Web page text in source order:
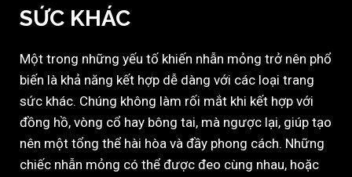
SỨC KHÁC
Một trong những yếu tố khiến nhẫn mỏng trở nên phổ
biến là khả năng kết hợp dễ dàng với các loại trang
sức khác. Chúng không làm rối mắt khi kết hợp với
đồng hồ, vòng cổ hay bông tai, mà ngược lại, giúp tạo
nên một tổng thể hài hòa và đầy phong cách. Những
chiếc nhẫn mỏng có thể được đeo cùng nhau, hoặc